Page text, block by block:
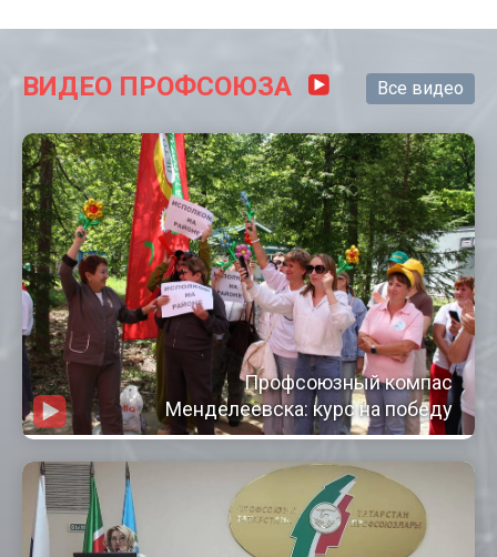
ВИДЕО ПРОФСОЮЗА Все видео
Профсоюзный компас
Менделеевска: курс на победу